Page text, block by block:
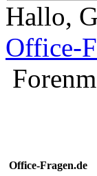
Hallo,
Office-
Office-Fragen.de